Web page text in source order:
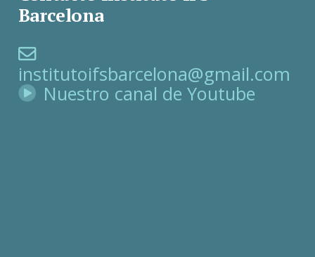
Barcelona
institutoifsbarcelona@gmail.com
Nuestro canal de Youtube